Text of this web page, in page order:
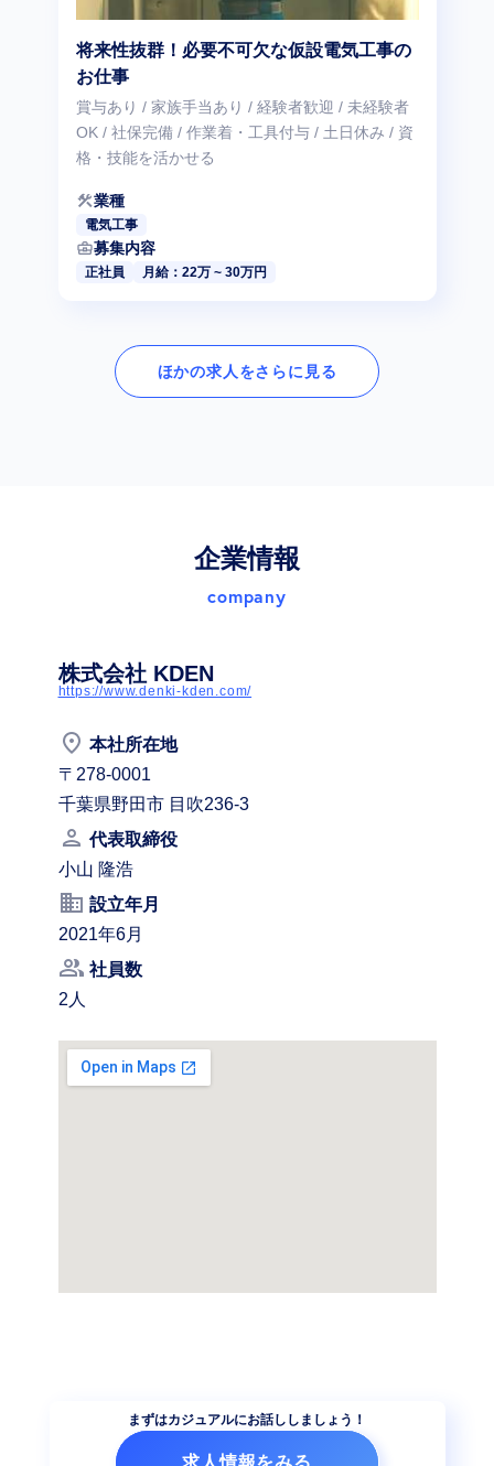
将来性抜群！必要不可欠な仮設電気工事の
お仕事
賞与あり / 家族手当あり / 経験者歓迎 / 未経験者
OK / 社保完備 / 作業着・工具付与 / 土日休み / 資
格・技能を活かせる
construction業種
電気工事
business_center募集内容
正社員 月給：22万 ~ 30万円
ほかの求人をさらに見る
企業情報
company
株式会社 KDEN
https://www.denki-kden.com/
place 本社所在地
〒278-0001
千葉県野田市 目吹236-3
person 代表取締役
小山 隆浩
business 設立年月
2021年6月
people_alt 社員数
2人
まずはカジュアルにお話ししましょう！
求人情報をみる